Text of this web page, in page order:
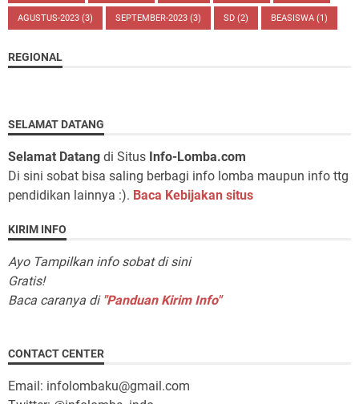
AGUSTUS-2023 (3) SEPTEMBER-2023 (3) SD (2) BEASISWA (1)
REGIONAL
SELAMAT DATANG
Selamat Datang di Situs Info-Lomba.com
Di sini sobat bisa saling berbagi info lomba maupun info ttg
pendidikan lainnya :). Baca Kebijakan situs
KIRIM INFO
Ayo Tampilkan info sobat di sini
Gratis!
Baca caranya di "Panduan Kirim Info"
CONTACT CENTER
Email: infolombaku@gmail.com